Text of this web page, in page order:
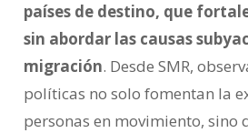
países de destino, que
sin abordar las causas
migración. Desde SMR,
políticas no solo fomentan la
personas en movimiento, sino